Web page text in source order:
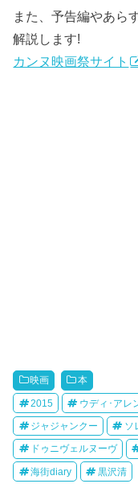
また、予告編やあら
解説します!
カンヌ映画祭サイト
映画 本
2015 ウディ･アレ
ジャジャンクー ソ
ドゥニヴェルヌーヴ
海街diary 黒沢清